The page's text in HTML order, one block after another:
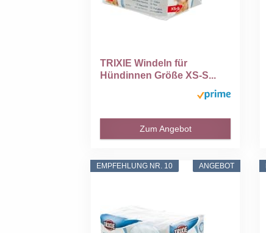
TRIXIE Windeln für
Hündinnen Größe XS-S...
Zum Angebot
ANGEBOT
EMPFEHLUNG NR. 10